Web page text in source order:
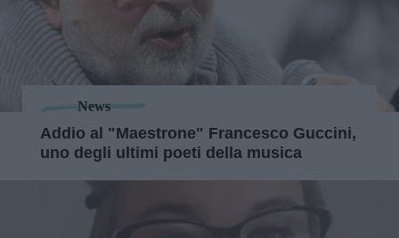
News
Addio al "Maestrone" Francesco Guccini,
uno degli ultimi poeti della musica